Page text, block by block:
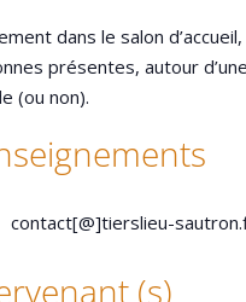
dans le salon
présentes, autour
(ou non).
contact[@]tierslieu-
(s)